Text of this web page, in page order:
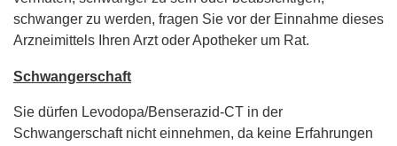
schwanger zu werden, fragen Sie vor der Einnahme dieses
Arzneimittels Ihren Arzt oder Apotheker um Rat.
Schwangerschaft
Sie dürfen Levodopa/Benserazid-CT in der
Schwangerschaft nicht einnehmen, da keine Erfahrungen